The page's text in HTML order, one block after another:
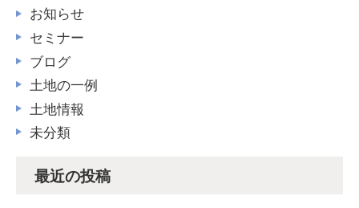
お知らせ
セミナー
ブログ
土地の一例
土地情報
未分類
最近の投稿